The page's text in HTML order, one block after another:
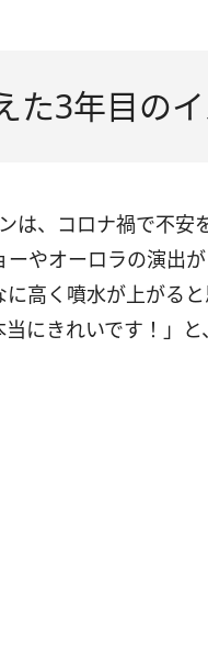
た3年目の
は、コロナ禍で不
やオーロラの演出
⾼く噴⽔が上がる
にきれいです！」